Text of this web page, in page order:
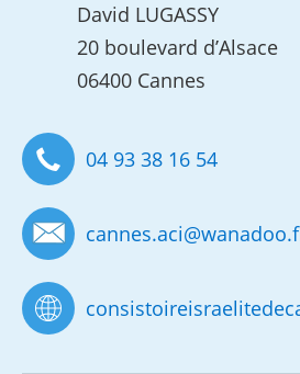
David LUGASSY
20 boulevard d’Alsace
06400 Cannes
04 93 38 16 54
cannes.aci@